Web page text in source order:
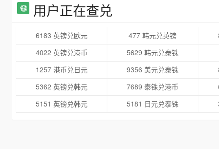
用户正在查兑
6183 英镑兑欧元 477 韩元兑英镑
4022 英镑兑港币
5629 韩元兑泰铢
1257 港币兑日元
9356 美元兑泰铢
5362 英镑兑韩元
7689 泰铢兑港币
5151 英镑兑韩元
5181 日元兑泰铢